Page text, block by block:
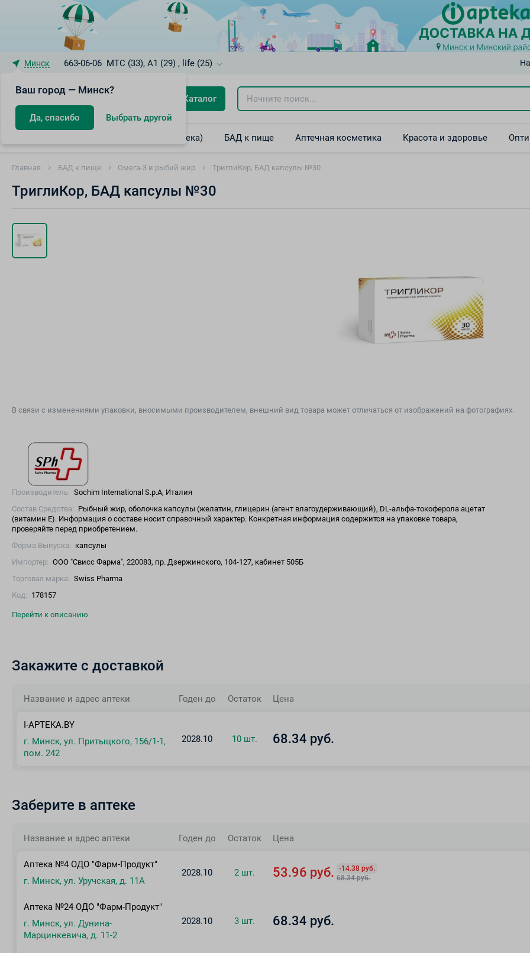
Минск
Ваш город — Минск?
Да, спасибо Выбрать другой
663-06-06 МТС (33), A1 (29) , life (25)
Каталог
Лекарственные препараты (интернет-аптека) БАД к пище Аптечная косметика Красота и здоровье
Главная БАД к пище Омега-3 и рыбий жир ТриглиКор, БАД капсулы №30
ТриглиКор, БАД капсулы №30
В связи с изменениями упаковки, вносимыми производителем, внешний вид товара может отличаться от изображений на фотографиях.
Производитель: Sochim International S.р.A, Италия
Состав Средства: Рыбный жир, оболочка капсулы (желатин, глицерин (агент влагоудерживающий), DL-альфа-токоферола ацетат
(витамин Е). Информация о составе носит справочный характер. Конкретная информация содержится на упаковке товара,
проверяйте перед приобретением.
Форма Выпуска: капсулы
Импортер: ООО "Свисс Фарма", 220083, пр. Дзержинского, 104-127, кабинет 505Б
Торговая марка: Swiss Pharma
Код: 178157
Перейти к описанию
Закажите с доставкой
Название и адрес аптеки Годен до Остаток Цена
I-APTEKA.BY
г. Минск, ул. Притыцкого, 156/1-1,
пом. 242
2028.10 10 шт. 68.34 руб.
Заберите в аптеке
Название и адрес аптеки Годен до Остаток Цена
Аптека №4 ОДО "Фарм-Продукт"
г. Минск, ул. Уручская, д. 11А
2028.10 2 шт. 53.96 руб.
-14.38 руб.
68.34 руб.
Аптека №24 ОДО "Фарм-Продукт"
г. Минск, ул. Дунина-
Марцинкевича, д. 11-2
2028.10 3 шт. 68.34 руб.